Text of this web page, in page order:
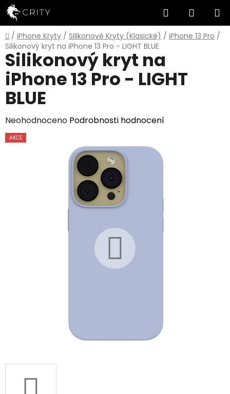
Přejít
na
obsah
Hledat
KOŠÍK
Domů
/ iPhone Kryty / Silikonové Kryty (Klasické) / iPhone 13 Pro /
Silikonový kryt na iPhone 13 Pro - LIGHT BLUE
Silikonový kryt na
iPhone 13 Pro - LIGHT
BLUE
Průměrné
hodnocení
Neohodnoceno Podrobnosti hodnocení
AKCE